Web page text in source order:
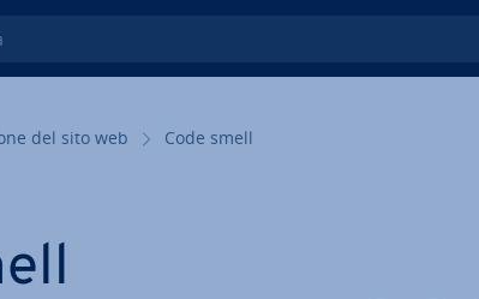
del sito web Code smell